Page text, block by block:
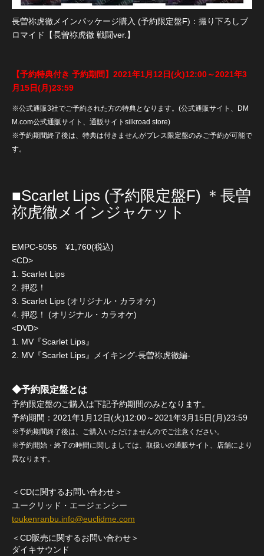
長曽祢虎徹メインパッケージ購入 (予約限定盤F)：撮り下ろしブ
ロマイド【長曽祢虎徹 戦闘ver.】
【予約特典付き 予約期間】2021年1月12日(火)12:00～2021年3
月15日(月)23:59
※公式通販3社でご予約された方の特典となります。(公式通販サイト、DM
M.com公式通販サイト、通販サイトsilkroad store)
※予約期間終了後は、特典は付きませんがプレス限定盤のみご予約が可能で
す。
■Scarlet Lips (予約限定盤F) ＊長曽
祢虎徹メインジャケット
EMPC-5055 ¥1,760(税込)
<CD>
1. Scarlet Lips
2. 押忍！
3. Scarlet Lips (オリジナル・カラオケ)
4. 押忍！ (オリジナル・カラオケ)
<DVD>
1. MV『Scarlet Lips』
2. MV『Scarlet Lips』メイキング-長曽祢虎徹編-
◆予約限定盤とは
予約限定盤のご購入は下記予約期間のみとなります。
予約期間：2021年1月12日(火)12:00～2021年3月15日(月)23:59
※予約期間終了後は、ご購入いただけませんのでご注意ください。
※予約開始・終了の時間に関しましては、取扱いの通販サイト、店舗により
異なります。
＜CDに関するお問い合わせ＞
ユークリッド・エージェンシー
toukenranbu.info@euclidme.com
＜CD販売に関するお問い合わせ＞
ダイキサウンド